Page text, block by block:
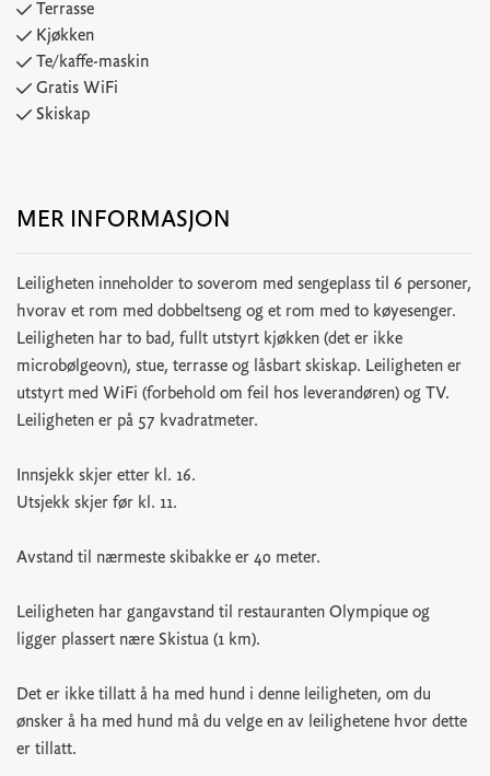
Terrasse
Kjøkken
Te/kaffe-maskin
Gratis WiFi
Skiskap
MER INFORMASJON
Leiligheten inneholder to soverom med sengeplass til 6 personer,
hvorav et rom med dobbeltseng og et rom med to køyesenger.
Leiligheten har to bad, fullt utstyrt kjøkken (det er ikke
microbølgeovn), stue, terrasse og låsbart skiskap. Leiligheten er
utstyrt med WiFi (forbehold om feil hos leverandøren) og TV.
Leiligheten er på 57 kvadratmeter.
Innsjekk skjer etter kl. 16.
Utsjekk skjer før kl. 11.
Avstand til nærmeste skibakke er 40 meter.
Leiligheten har gangavstand til restauranten Olympique og
ligger plassert nære Skistua (1 km).
Det er ikke tillatt å ha med hund i denne leiligheten, om du
ønsker å ha med hund må du velge en av leilighetene hvor dette
er tillatt.